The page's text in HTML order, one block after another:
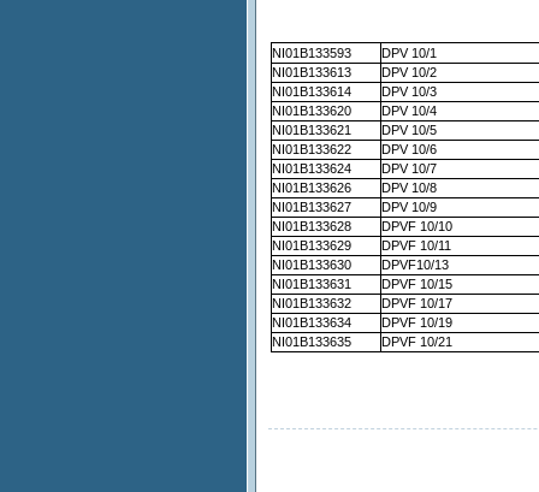
NI01B133593
DPV 10/1
NI01B133613
DPV 10/2
NI01B133614
DPV 10/3
NI01B133620
DPV 10/4
NI01B133621
DPV 10/5
NI01B133622
DPV 10/6
NI01B133624
DPV 10/7
NI01B133626
DPV 10/8
NI01B133627
DPV 10/9
NI01B133628
DPVF 10/10
NI01B133629
DPVF 10/11
NI01B133630
DPVF10/13
NI01B133631
DPVF 10/15
NI01B133632
DPVF 10/17
NI01B133634
DPVF 10/19
NI01B133635
DPVF 10/21